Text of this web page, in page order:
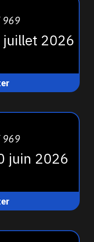
969
juillet 2026
969
juin 2026